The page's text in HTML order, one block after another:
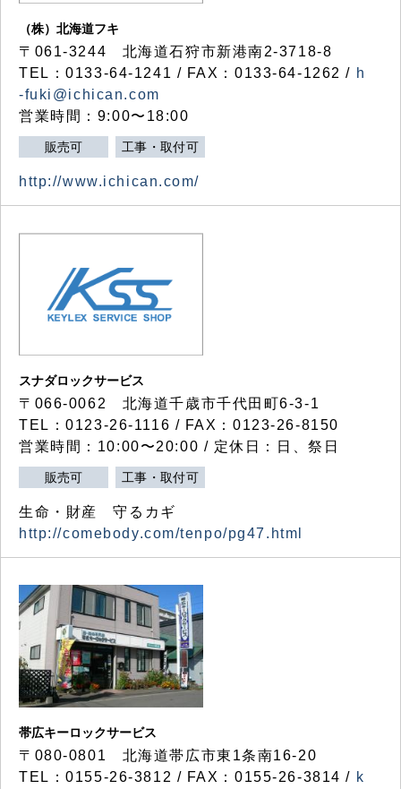
（株）北海道フキ
〒061-3244 北海道石狩市新港南2-3718-8
TEL：0133-64-1241 / FAX：0133-64-1262 / h
-fuki@ichican.com
営業時間：9:00〜18:00
販売可 工事・取付可
http://www.ichican.com/
スナダロックサービス
〒066-0062 北海道千歳市千代田町6-3-1
TEL：0123-26-1116 / FAX：0123-26-8150
営業時間：10:00〜20:00 / 定休日：日、祭日
販売可 工事・取付可
生命・財産 守るカギ
http://comebody.com/tenpo/pg47.html
帯広キーロックサービス
〒080-0801 北海道帯広市東1条南16-20
TEL：0155-26-3812 / FAX：0155-26-3814 / k